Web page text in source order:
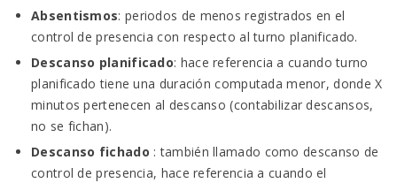
Absentismos: periodos de menos registrados en el
control de presencia con respecto al turno planificado.
Descanso planificado: hace referencia a cuando turno
planificado tiene una duración computada menor, donde X
minutos pertenecen al descanso (contabilizar descansos,
no se fichan).
Descanso fichado : también llamado como descanso de
control de presencia, hace referencia a cuando el